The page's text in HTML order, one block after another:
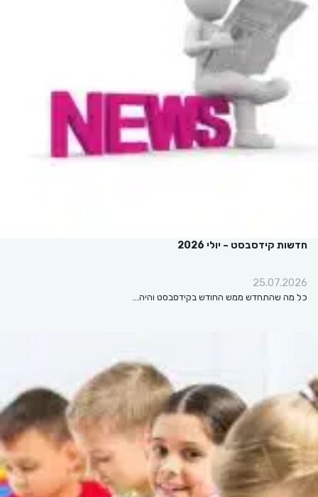
חדשות קידסבסט – יולי 2026
25.07.2026
כל מה שהתחדש ממש החודש בקידסבסט והיה…